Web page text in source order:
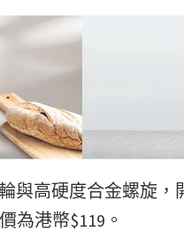
與高硬度合金螺旋，
為港幣$119。